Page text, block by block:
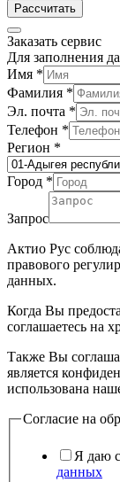
Рассчитать
Заказать сервис
Для заполнения
Имя *
Фамилия *
Эл. почта *
Телефон *
Регион *
Город *
Запрос
Актио Рус
правового
данных.
Когда Вы
соглашаетесь на
Также Вы
является
использована
Согласие на
Я даю
данных